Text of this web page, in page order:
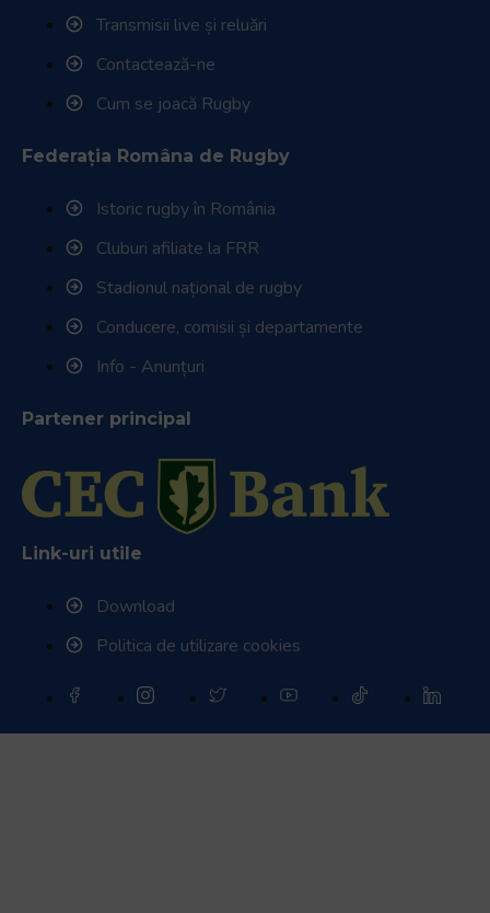
Transmisii live și reluări
Contactează-ne
Cum se joacă Rugby
Federația Româna de Rugby
Istoric rugby în România
Cluburi afiliate la FRR
Stadionul național de rugby
Conducere, comisii și departamente
Info - Anunțuri
Partener principal
Link-uri utile
Download
Politica de utilizare cookies